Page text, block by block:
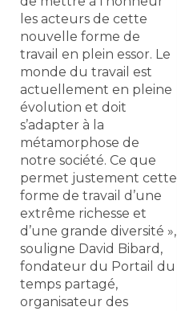
les acteurs de cette
nouvelle forme de
travail en plein essor. Le
monde du travail est
actuellement en pleine
évolution et doit
s’adapter à la
métamorphose de
notre société. Ce que
permet justement cette
forme de travail d’une
extrême richesse et
d’une grande diversité »,
souligne David Bibard,
fondateur du Portail du
temps partagé,
organisateur des